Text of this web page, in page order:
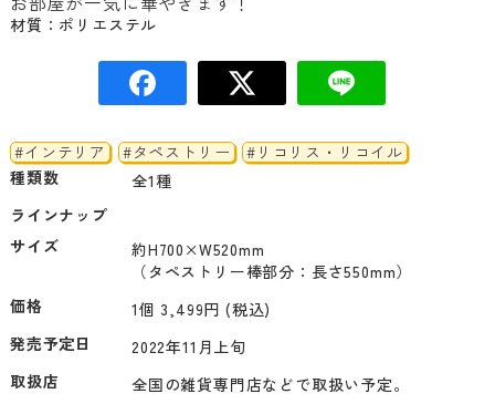
材質：ポリエステル
#インテリア #タペストリー
#リコリス・リコイル
種類数
全1種
ラインナップ
サイズ
約H700×W520mm
（タペストリー棒部分：長さ550mm）
価格
1個 3,499円 (税込)
発売予定日
2022年11月上旬
取扱店
全国の雑貨専門店などで取扱い予定。